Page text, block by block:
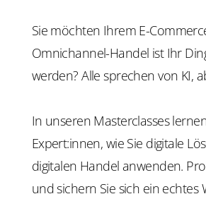
Sie möchten Ihrem E-
Omnichannel-Handel ist Ihr
werden? Alle sprechen von KI,
In unseren Masterclasses
Expert:innen, wie Sie digitale
digitalen Handel anwenden.
und sichern Sie sich ein echtes